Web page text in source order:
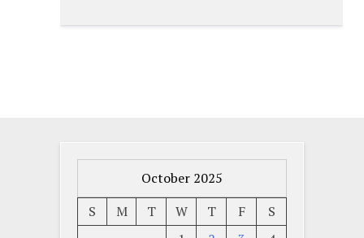
October 2025
S
M T W T F
S